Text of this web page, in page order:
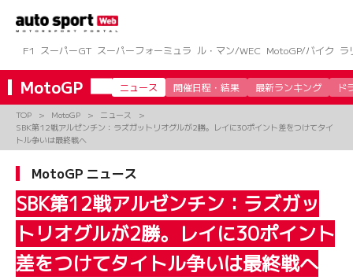
ツ
へ
ス
キ
F1 スーパーGT スーパーフォーミュラ ル・マン/WEC MotoGP/バイク ラ
MotoGP ニュース 開催日程・結果 最新ランキング ド
TOP MotoGP
ニュース
SBK第12戦アルゼンチン：ラズガットリオグルが2勝。レイに30ポイント差をつけてタイ
トル争いは最終戦へ
MotoGP ニュース
SBK第12戦アルゼンチン：ラズガッ
トリオグルが2勝。レイに30ポイント
差をつけてタイトル争いは最終戦へ